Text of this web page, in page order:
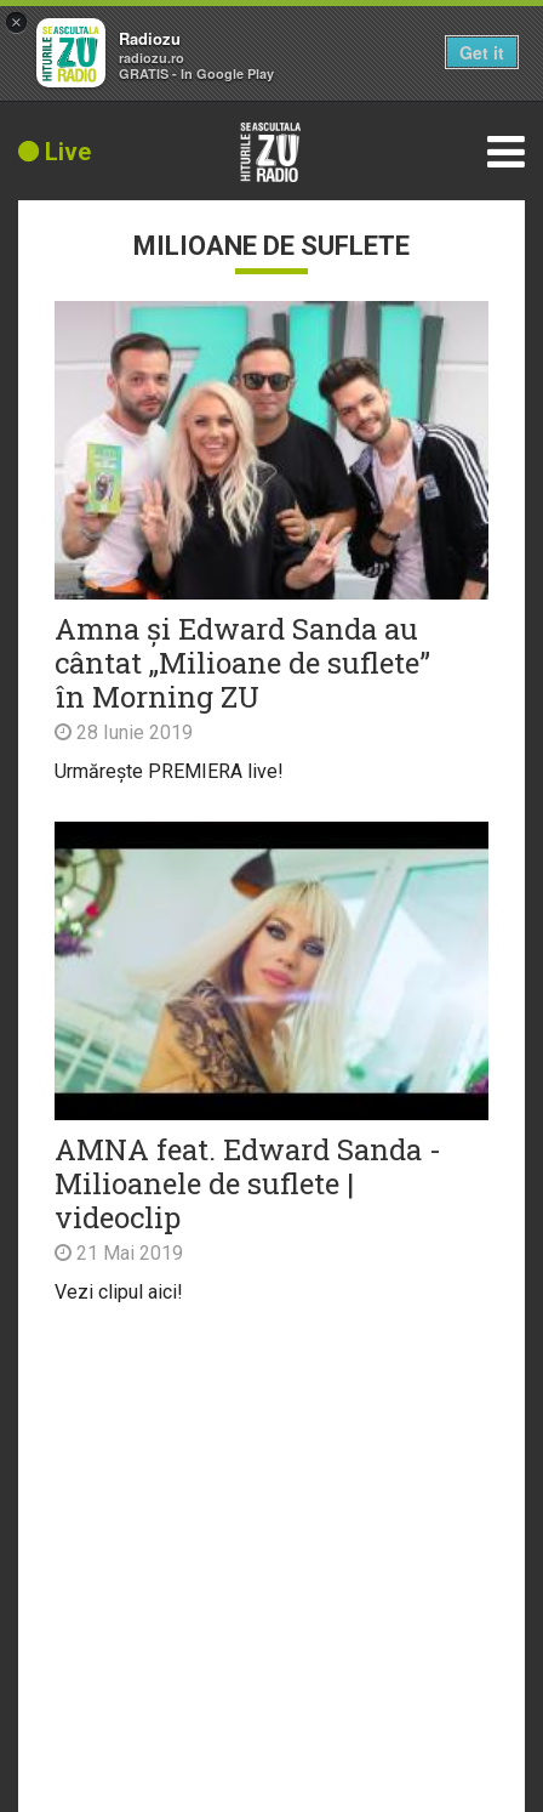
Live
MILIOANE DE SUFLETE
Amna și Edward Sanda au
cântat „Milioane de suflete”
în Morning ZU
28 Iunie 2019
Urmărește PREMIERA live!
AMNA feat. Edward Sanda -
Milioanele de suflete |
videoclip
21 Mai 2019
Vezi clipul aici!
×
Radiozu
radiozu.ro
GRATIS - In Google Play
Get it